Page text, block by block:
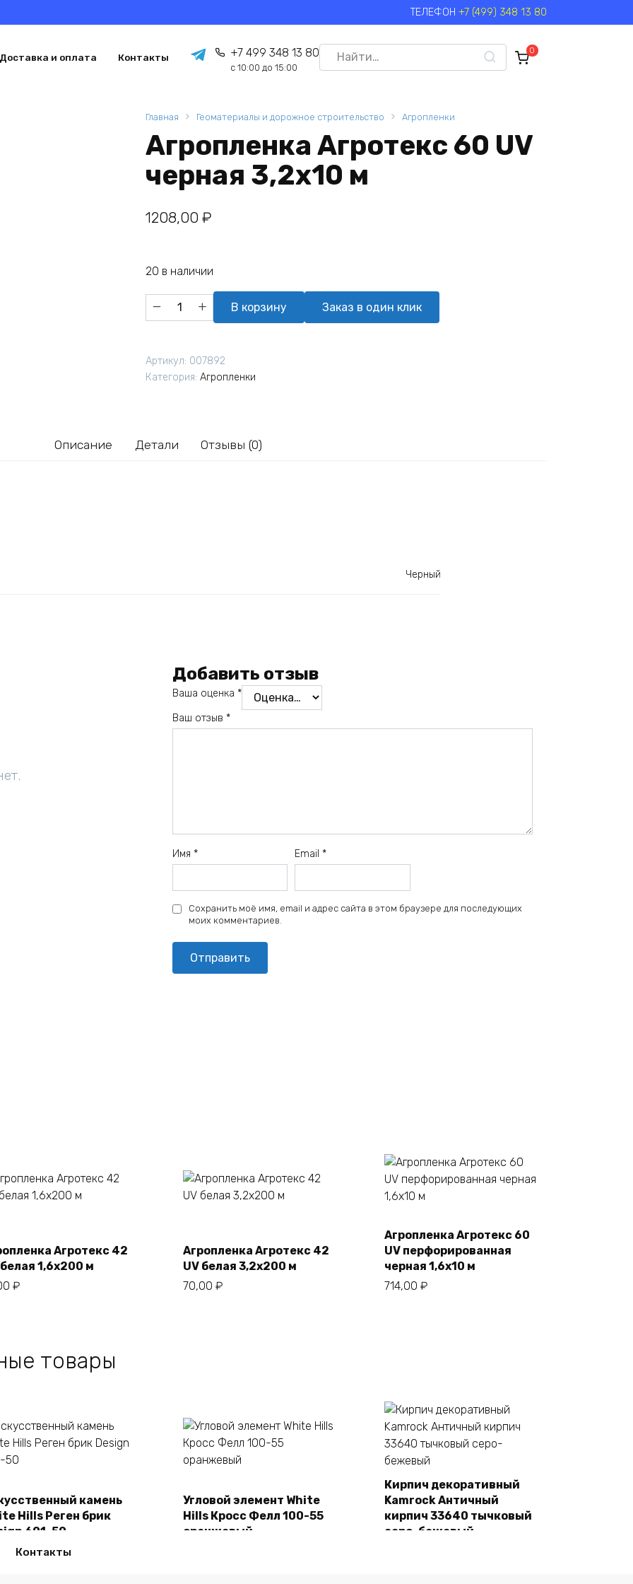
ТЕЛЕФОН +7 (499) 348 13 80
Доставка и оплата Контакты +7 499 348 13 80
с 10:00 до 15:00
Search
for:
0
Главная Геоматериалы и дорожное строительство Агропленки
Агропленка Агротекс 60 UV
черная 3,2х10 м
1208,00 ₽
20 в наличии
Количество
товара
60
В корзину Заказ в один клик
Артикул: 007892
Категория: Агропленки
Описание Детали Отзывы (0)
Черный
Добавить отзыв
Ваша оценка *
Ваш отзыв *
Имя * Email *
Сохранить моё имя, email и адрес сайта в этом браузере для последующих
моих комментариев.
В корзину
Агротекс 42
1,6х200 м
₽
В корзину
Агропленка Агротекс 42
UV белая 3,2х200 м
70,00 ₽
В корзину
Агропленка Агротекс 60
UV перфорированная
черная 1,6х10 м
714,00 ₽
товары
В корзину
камень
Hills Реген брик
691-50
₽
В корзину
Угловой элемент White
Hills Кросс Фелл 100-55
оранжевый
В корзину
Кирпич декоративный
Kamrock Античный
кирпич 33640 тычковый
серо-бежевый
Контакты